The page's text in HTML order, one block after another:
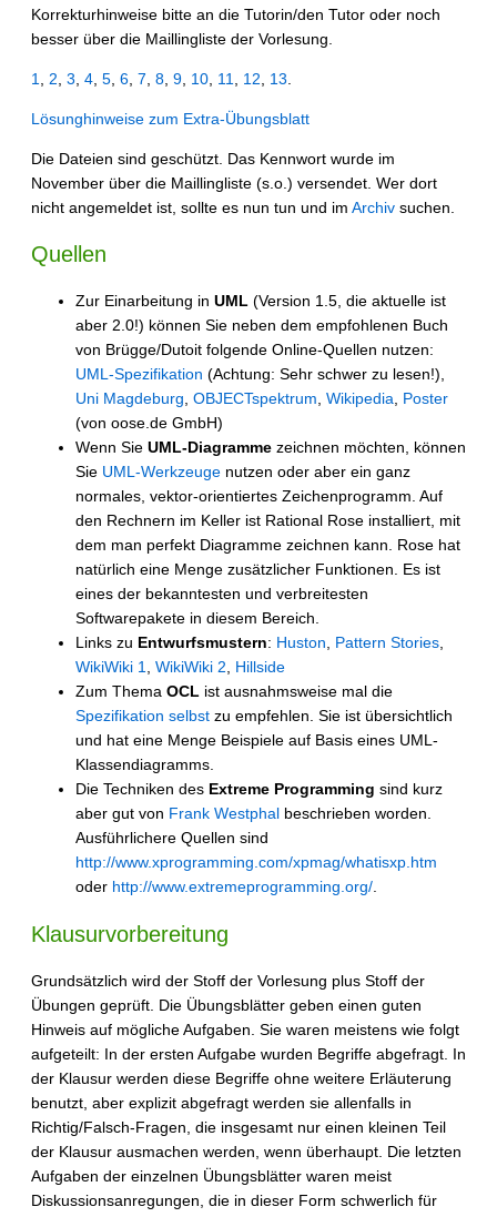
Korrekturhinweise bitte an die Tutorin/den Tutor oder noch
besser über die Maillingliste der Vorlesung.
1 2 3 4 5 6 7 8 9 10 11 12 13
Lösunghinweise zum Extra-Übungsblatt
Die Dateien sind geschützt. Das Kennwort wurde im
November über die Maillingliste (s.o.) versendet. Wer dort
nicht angemeldet ist, sollte es nun tun und im Archiv suchen.
Quellen
Zur Einarbeitung in UML (Version 1.5, die aktuelle ist
aber 2.0!) können Sie neben dem empfohlenen Buch
von Brügge/Dutoit folgende Online-Quellen nutzen:
UML-Spezifikation (Achtung: Sehr schwer zu lesen!),
Uni Magdeburg, OBJECTspektrum, Wikipedia, Poster
(von oose.de GmbH)
Wenn Sie UML-Diagramme zeichnen möchten, können
Sie UML-Werkzeuge nutzen oder aber ein ganz
normales, vektor-orientiertes Zeichenprogramm. Auf
den Rechnern im Keller ist Rational Rose installiert, mit
dem man perfekt Diagramme zeichnen kann. Rose hat
natürlich eine Menge zusätzlicher Funktionen. Es ist
eines der bekanntesten und verbreitesten
Softwarepakete in diesem Bereich.
Links zu Entwurfsmustern: Huston, Pattern Stories,
WikiWiki 1, WikiWiki 2, Hillside
Zum Thema OCL ist ausnahmsweise mal die
Spezifikation selbst zu empfehlen. Sie ist übersichtlich
und hat eine Menge Beispiele auf Basis eines UML-
Klassendiagramms.
Die Techniken des Extreme Programming sind kurz
aber gut von Frank Westphal beschrieben worden.
Ausführlichere Quellen sind
http://www.xprogramming.com/xpmag/whatisxp.htm
oder http://www.extremeprogramming.org/.
Klausurvorbereitung
Grundsätzlich wird der Stoff der Vorlesung plus Stoff der
Übungen geprüft. Die Übungsblätter geben einen guten
Hinweis auf mögliche Aufgaben. Sie waren meistens wie folgt
aufgeteilt: In der ersten Aufgabe wurden Begriffe abgefragt. In
der Klausur werden diese Begriffe ohne weitere Erläuterung
benutzt, aber explizit abgefragt werden sie allenfalls in
Richtig/Falsch-Fragen, die insgesamt nur einen kleinen Teil
der Klausur ausmachen werden, wenn überhaupt. Die letzten
Aufgaben der einzelnen Übungsblätter waren meist
Diskussionsanregungen, die in dieser Form schwerlich für